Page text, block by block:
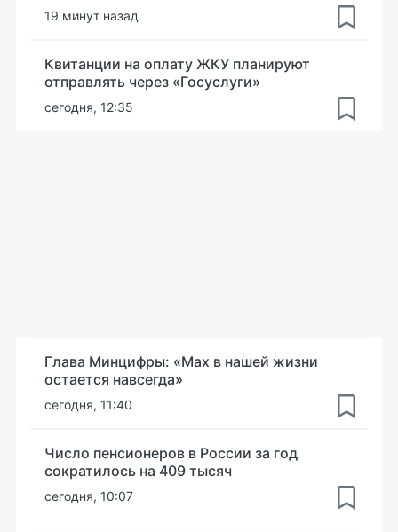
19 минут назад
Квитанции на оплату ЖКУ планируют
отправлять через «Госуслуги»
сегодня, 12:35
Глава Минцифры: «Мах в нашей жизни
остается навсегда»
сегодня, 11:40
Число пенсионеров в России за год
сократилось на 409 тысяч
сегодня, 10:07